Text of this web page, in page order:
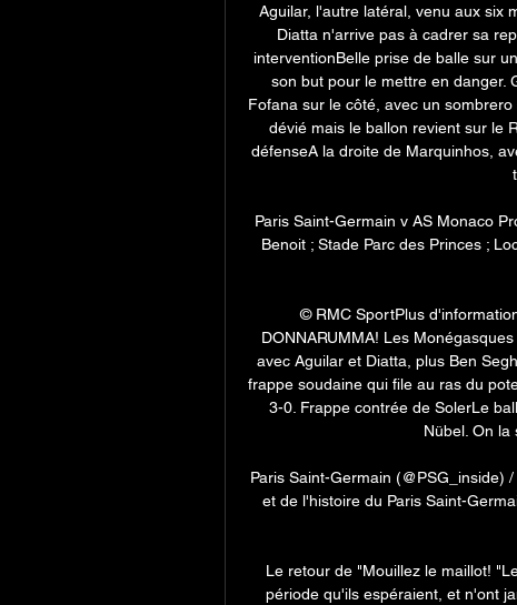
Aguilar, l'autre latéral, venu aux six
Diatta n'arrive pas à cadrer sa
interventionBelle prise de balle sur
son but pour le mettre en danger.
Fofana sur le côté, avec un
dévié mais le ballon revient sur le
défenseA la droite de Marquinhos,
Paris Saint-Germain v AS Monaco
Benoit ; Stade Parc des Princes ;
© RMC SportPlus
DONNARUMMA! Les
avec Aguilar et Diatta, plus Ben
frappe soudaine qui file au ras du
3-0. Frappe contrée de SolerLe
Nübel. On la
Paris Saint-Germain (@PSG_inside)
et de l'histoire du Paris Saint-
Le retour de "Mouillez le maillot!
période qu'ils espéraient, et n'ont